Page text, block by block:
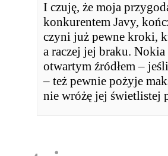
I czuję, że moja
konkurentem Javy,
czyni już pewne kroki,
a raczej jej braku.
otwartym źródłem –
– też pewnie pożyje
nie wróżę jej świetlistej